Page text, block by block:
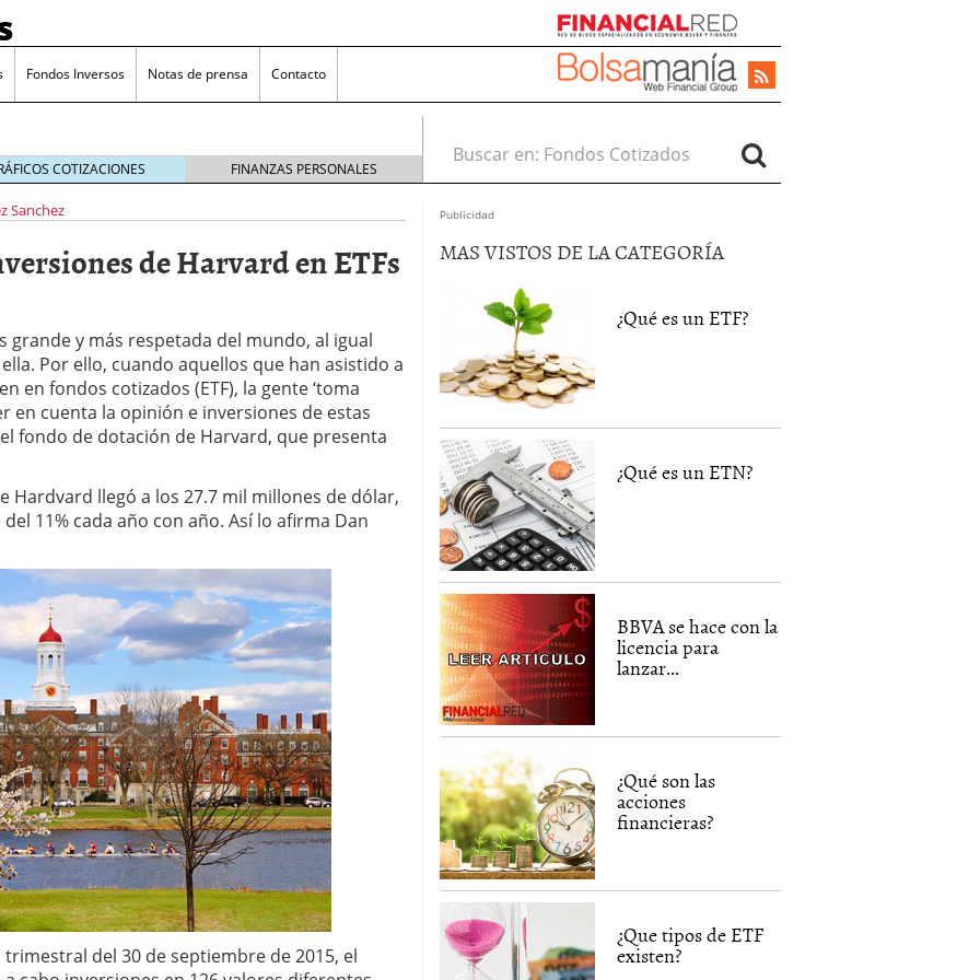
Fondos Inversos Notas de prensa Contacto
más crece en Europa y que empieza a llegar al
23, 2026
y renta variable europea: las apuestas que
en 2026
España: la eterna pregunta tiene respuesta
2026
los registros: 55.900 millones en un solo mes
COTIZACIONES FINANZAS PERSONALES
Buscar en:
Sanchez
de Harvard en ETFs
grande y más respetada del mundo, al igual
Por ello, cuando aquellos que han asistido a
en fondos cotizados (ETF), la gente ‘toma
en cuenta la opinión e inversiones de estas
fondo de dotación de Harvard, que presenta
Hardvard llegó a los 27.7 mil millones de dólar,
11% cada año con año. Así lo afirma Dan
del 30 de septiembre de 2015, el
Publicidad
MAS VISTOS DE LA CATEGORÍA
¿Qué es un ETF?
¿Qué es un ETN?
BBVA se hace con la
licencia para
lanzar...
¿Qué son las
acciones
financieras?
¿Que tipos de ETF
existen?